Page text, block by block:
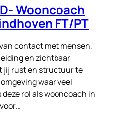
Wooncoach
FT/PT
contact met mensen,
en zichtbaar
jij rust en structuur te
waar veel
deze rol als wooncoach in